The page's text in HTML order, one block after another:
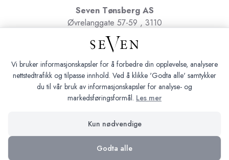
Seven Tønsberg AS
Øvrelanggate 57-59 , 3110
Tønsberg
Org.nr. 991091580
Siden driftes avShoplabs
Vi bruker informasjonskapsler for å forbedre din opplevelse, analysere
nettstedtrafikk og tilpasse innhold. Ved å klikke 'Godta alle' samtykker
du til vår bruk av informasjonskapsler for analyse- og
markedsføringsformål. Les mer
Kun nødvendige
Godta alle